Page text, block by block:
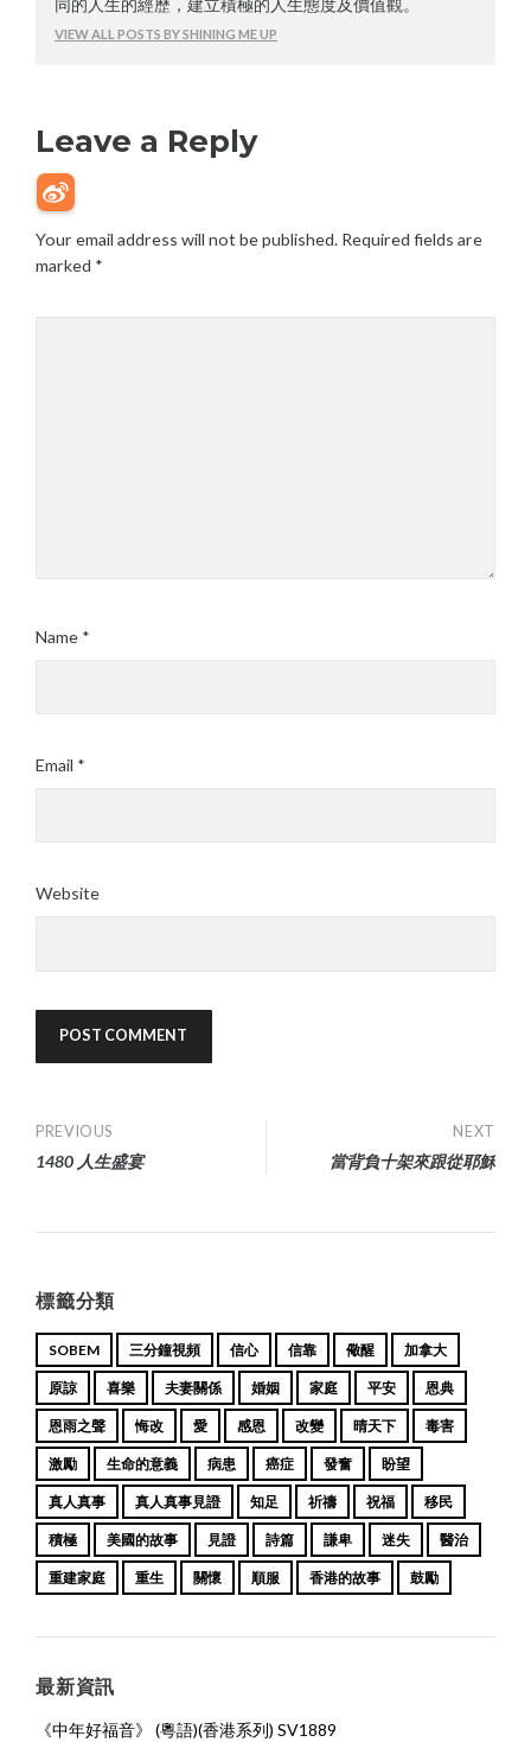
VIEW ALL POSTS BY SHINING ME UP
Leave a Reply
Your email address will not be published. Required fields are
marked *
Name *
Email *
Website
Post
PREVIOUS
1480 人生盛宴
NEXT
當背負十架來跟從耶穌
標籤分類
SOBEM 三分鐘視頻 信心 信靠 儆醒 加拿大
原諒 喜樂 夫妻關係 婚姻 家庭 平安 恩典
恩雨之聲 悔改 愛 感恩 改變 晴天下 毒害
激勵 生命的意義 病患 癌症 發奮 盼望
真人真事 真人真事見證 知足 祈禱 祝福 移民
積極 美國的故事 見證 詩篇 謙卑 迷失 醫治
重建家庭 重生 關懷 順服 香港的故事 鼓勵
最新資訊
《中年好福音》 (粵語)(香港系列) SV1889